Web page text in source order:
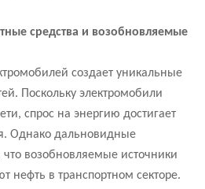
средства и возобновляемые
создает уникальные
Поскольку электромобили
спрос на энергию достигает
Однако дальновидные
возобновляемые источники
нефть в транспортном секторе.